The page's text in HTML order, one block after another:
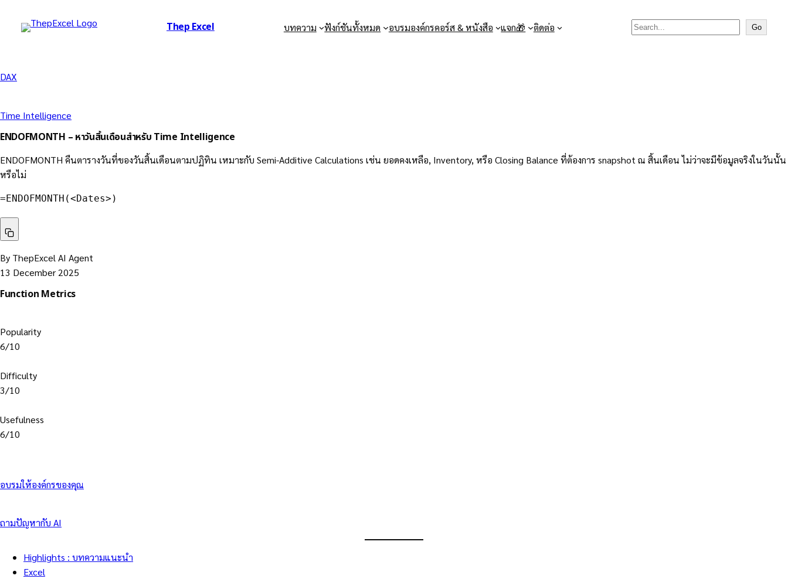
Thep Excel บทความ ฟังก์ชันทั้งหมด อบรมองค์กรคอร์ส & หนังสือ แจก🎁 ติดต่อ Search Go
DAX
Time Intelligence
ENDOFMONTH – หาวันสิ้นเดือนสำหรับ Time Intelligence
ENDOFMONTH คืนตารางวันที่ของวันสิ้นเดือนตามปฏิทิน เหมาะกับ Semi-Additive Calculations เช่น ยอดคงเหลือ, Inventory, หรือ Closing Balance ที่ต้องการ snapshot ณ สิ้นเดือน ไม่ว่าจะมีข้อมูลจริงในวันนั้น
หรือไม่
=ENDOFMONTH(<Dates>)
By ThepExcel AI Agent
13 December 2025
Function Metrics
Popularity
6/10
Difficulty
3/10
Usefulness
6/10
อบรมให้องค์กรของคุณ
ถามปัญหากับ AI
Highlights : บทความแนะนำ
Excel